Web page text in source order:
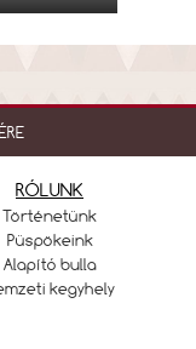
RÓLUNK
Történetünk
Püspökeink
Alapító bulla
kegyhely